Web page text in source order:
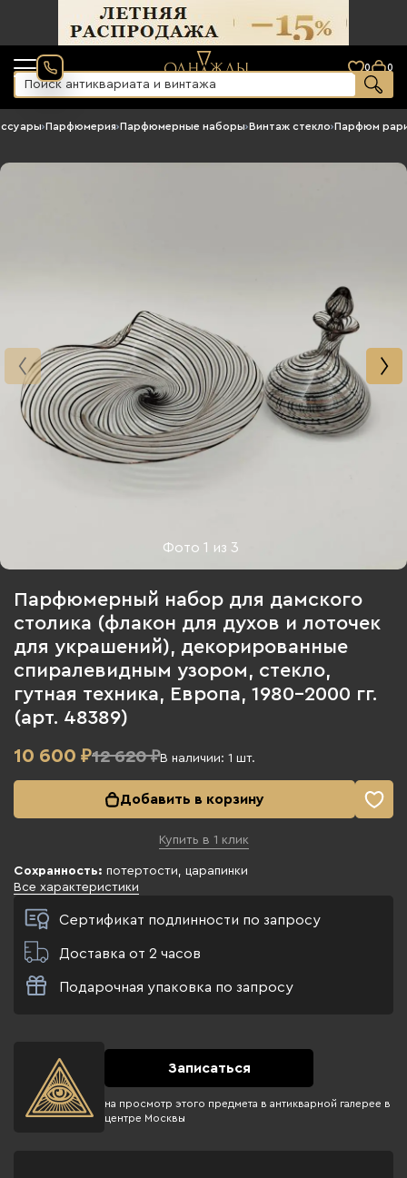
0 0
›Парфюмерия›Парфюмерные наборы›Винтаж стекло›Парфюм
Фото1 из 3
Парфюмерный набор для дамского
столика (флакон для духов и лоточек
для украшений), декорированные
спиралевидным узором, стекло,
гутная техника, Европа, 1980-2000 гг.
(арт. 48389)
10 600 ₽12 620 ₽В наличии: 1 шт.
Добавить в корзину
Купить в 1 клик
Сохранность: потертости, царапинки
Все характеристики
Сертификат подлинности по запросу
Доставка от 2 часов
Подарочная упаковка по запросу
Записаться
на просмотр этого предмета в антикварной галерее в
центре Москвы